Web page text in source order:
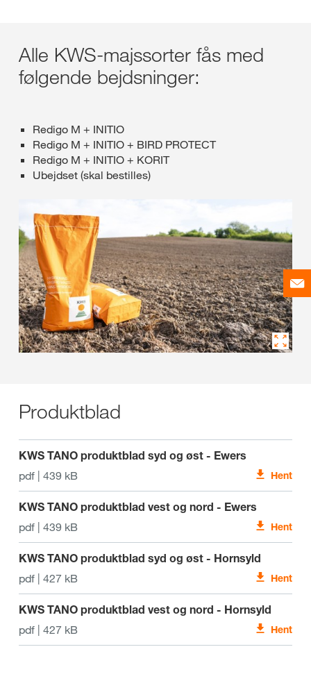
Alle KWS-majssorter fås med
følgende bejdsninger:
Redigo M + INITIO
Redigo M + INITIO + BIRD PROTECT
Redigo M + INITIO + KORIT
Ubejdset (skal bestilles)
Produktblad
KWS TANO produktblad syd og øst - Ewers
pdf | 439 kB
Hent
KWS TANO produktblad vest og nord - Ewers
pdf | 439 kB
Hent
KWS TANO produktblad syd og øst - Hornsyld
pdf | 427 kB
Hent
KWS TANO produktblad vest og nord - Hornsyld
pdf | 427 kB
Hent